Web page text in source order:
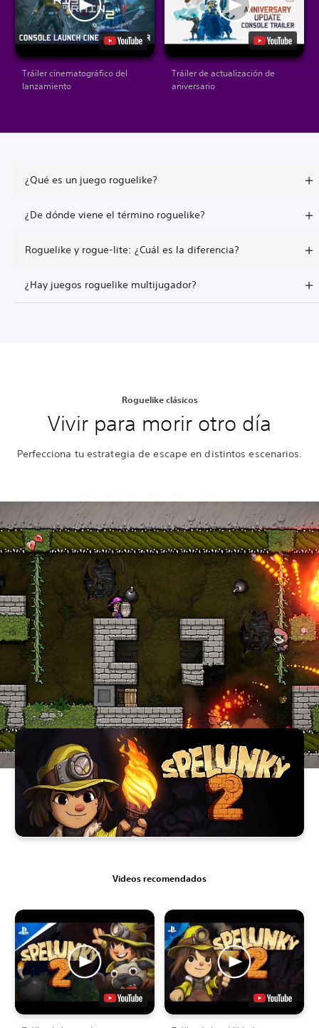
Tráiler cinematográfico del
lanzamiento
Tráiler de actualización de
aniversario
¿Qué es un juego roguelike?
¿De dónde viene el término roguelike?
Roguelike y rogue-lite: ¿Cuál es la diferencia?
¿Hay juegos roguelike multijugador?
Roguelike clásicos
Vivir para morir otro día
Perfecciona tu estrategia de escape en distintos escenarios.
Videos recomendados